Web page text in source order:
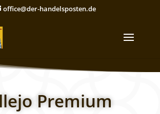
office@der-handelsposten.de
Premium